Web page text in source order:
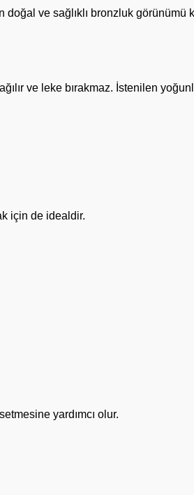
ve sağlıklı bronzluk
ve leke bırakmaz. İstenilen
için de idealdir.
yardımcı olur.